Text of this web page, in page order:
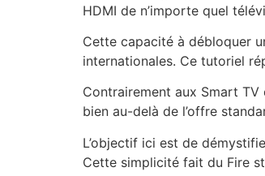
HDMI de n’importe quel
Cette capacité à débloquer
internationales. Ce tutoriel
Contrairement aux Smart
bien au-delà de l’offre
L’objectif ici est de
Cette simplicité fait du Fire